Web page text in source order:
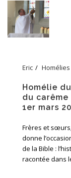
Eric Homélies
Homélie
du
1er mars
Frères et
donne
de la Bible :
racontée dans